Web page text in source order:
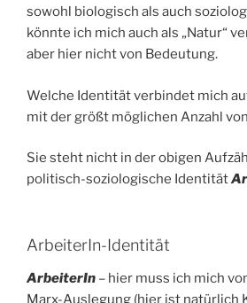
sowohl biologisch als auch
könnte ich mich auch als „Natur“
aber hier nicht von Bedeutung.
Welche Identität verbindet mich
mit der größt möglichen Anzahl
Sie steht nicht in der obigen
politisch-soziologische Identität
ArbeiterIn-Identität
ArbeiterIn – hier muss ich mich
Marx-Auslegung (hier ist natürlich